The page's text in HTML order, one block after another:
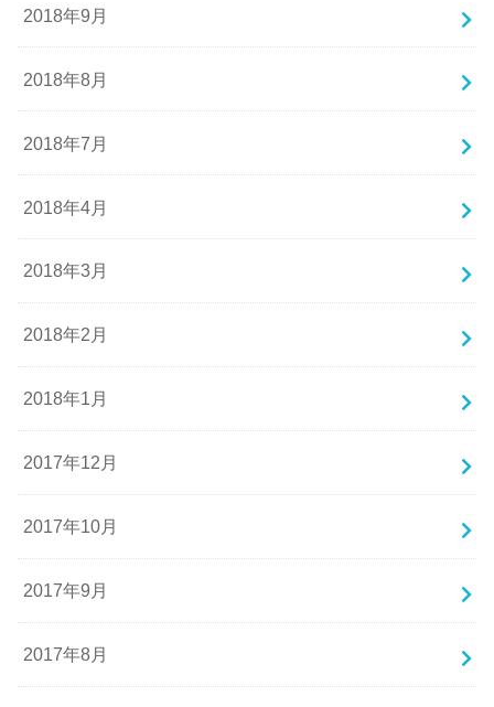
2018年9月
2018年8月
2018年7月
2018年4月
2018年3月
2018年2月
2018年1月
2017年12月
2017年10月
2017年9月
2017年8月